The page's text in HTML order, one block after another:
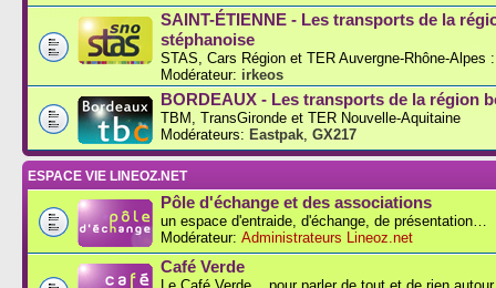
SAINT-ÉTIENNE - Les transports de la
stéphanoise
STAS, Cars Région et TER Auvergne-Rhône-Alpes
Modérateur: irkeos
BORDEAUX - Les transports de la région
TBM, TransGironde et TER Nouvelle-Aquitaine
Modérateurs: Eastpak GX217
ESPACE VIE LINEOZ.NET
Pôle d'échange et des associations
un espace d'entraide, d'échange, de présentation…
Modérateur: Administrateurs Lineoz.net
Café Verde
Le Café Verde... pour parler de tout et de rien